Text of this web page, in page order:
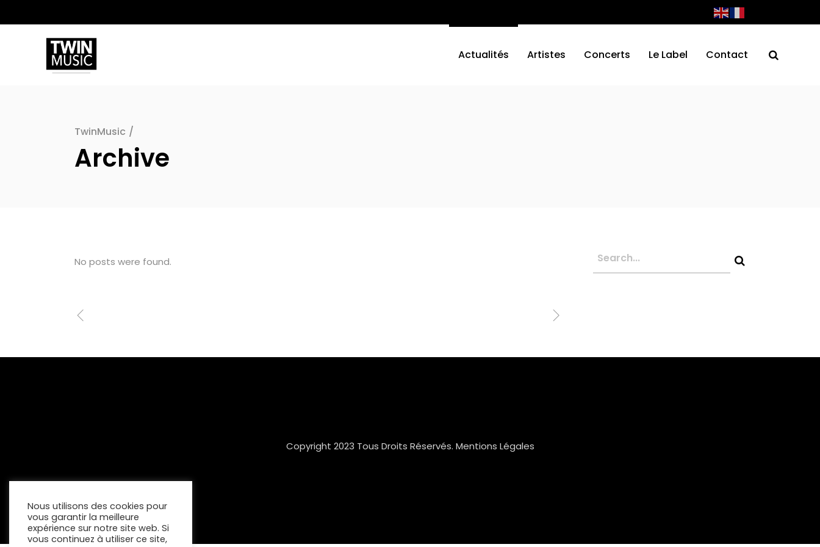
Actualités Artistes Concerts Le Label Contact
TwinMusic /
Archive
No posts were found.
Copyright 2023 Tous Droits Réservés. Mentions Légales
Nous utilisons des cookies pour
vous garantir la meilleure
expérience sur notre site web. Si
vous continuez à utiliser ce site,